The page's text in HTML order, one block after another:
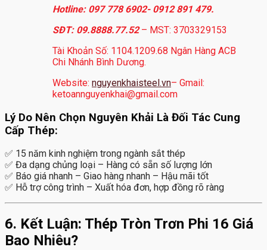
Hotline: 097 778 6902- 0912 891 479.
SĐT: 09.8888.77.52– MST: 3703329153
Tài Khoản Số: 1104.1209.68 Ngân Hàng ACB
Chi Nhánh Bình Dương.
Website: nguyenkhaisteel.vn– Gmail:
ketoannguyenkhai@gmail.com
Lý Do Nên Chọn Nguyên Khải Là Đối Tác Cung
Cấp Thép:
✅ 15 năm kinh nghiệm trong ngành sắt thép
✅ Đa dạng chủng loại – Hàng có sẵn số lượng lớn
✅ Báo giá nhanh – Giao hàng nhanh – Hậu mãi tốt
✅ Hỗ trợ công trình – Xuất hóa đơn, hợp đồng rõ ràng
6. Kết Luận: Thép Tròn Trơn Phi 16 Giá
Bao Nhiêu?